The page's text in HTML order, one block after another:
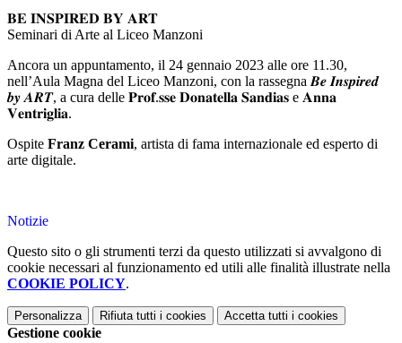
𝐁𝐄 𝐈𝐍𝐒𝐏𝐈𝐑𝐄𝐃 𝐁𝐘 𝐀𝐑𝐓
Seminari di Arte al Liceo Manzoni
Ancora un appuntamento, il 24 gennaio 2023 alle ore 11.30,
nell’Aula Magna del Liceo Manzoni, con la rassegna 𝑩𝒆 𝑰𝒏𝒔𝒑𝒊𝒓𝒆𝒅
𝒃𝒚 𝑨𝑹𝑻, a cura delle 𝐏𝐫𝐨𝐟.𝐬𝐬𝐞 𝐃𝐨𝐧𝐚𝐭𝐞𝐥𝐥𝐚 𝐒𝐚𝐧𝐝𝐢𝐚𝐬 e 𝐀𝐧𝐧𝐚
𝐕𝐞𝐧𝐭𝐫𝐢𝐠𝐥𝐢𝐚.
Ospite Franz Cerami, artista di fama internazionale ed esperto di
arte digitale.
Notizie
Questo sito o gli strumenti terzi da questo utilizzati si avvalgono di
cookie necessari al funzionamento ed utili alle finalità illustrate nella
COOKIE POLICY.
Personalizza Rifiuta tutti i cookies Accetta tutti i cookies
Gestione cookie